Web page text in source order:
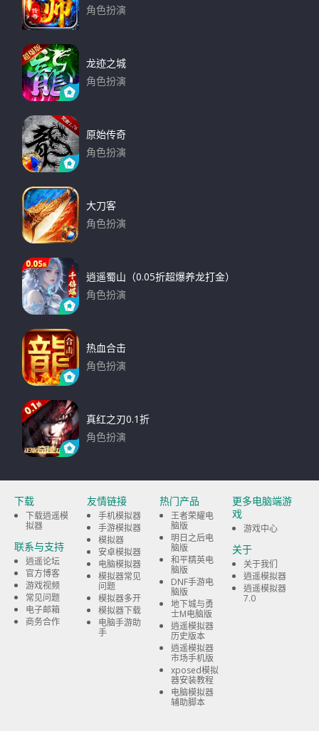
角色扮演
龙迹之城
角色扮演
原始传奇
角色扮演
大刀客
角色扮演
逍遥蜀山（0.05折超爆养龙打金）
角色扮演
热血合击
角色扮演
真红之刃0.1折
角色扮演
下载
下载逍遥模
拟器
联系与支持
逍遥论坛
官方博客
游戏视频
常见问题
电子邮箱
商务合作
友情链接
手机模拟器
手游模拟器
模拟器
安卓模拟器
电脑模拟器
模拟器常见
问题
模拟器多开
模拟器下载
电脑手游助
手
热门产品
王者荣耀电
脑版
明日之后电
脑版
和平精英电
脑版
DNF手游电
脑版
地下城与勇
士M电脑版
逍遥模拟器
历史版本
逍遥模拟器
市场手机版
xposed模拟
器安装教程
电脑模拟器
辅助脚本
更多电脑端游
戏
游戏中心
关于
关于我们
逍遥模拟器
逍遥模拟器
7.0